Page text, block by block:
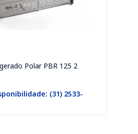
Polar PBR 125 2
(31) 2533-